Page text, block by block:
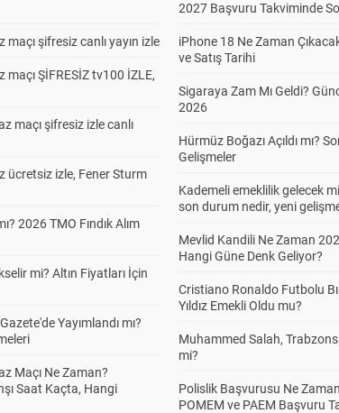
şifresiz canlı yayın izle
ŞİFRESİZ tv100 İZLE,
maçı şifresiz izle canlı
ücretsiz izle, Fener Sturm
2026 TMO Fındık Alım
mi? Altın Fiyatları İçin
Yayımlandı mı?
Maçı Ne Zaman?
Saat Kaçta, Hangi
2027 Başvuru Takviminde
iPhone 18 Ne Zaman
ve Satış Tarihi
Sigaraya Zam Mı Geldi?
2026
Hürmüz Boğazı Açıldı mı?
Gelişmeler
Kademeli emeklilik gelecek
son durum nedir, yeni
Mevlid Kandili Ne Zaman
Hangi Güne Denk Geliyor?
Cristiano Ronaldo Futbolu
Yıldız Emekli Oldu mu?
Muhammed Salah,
mi?
Polislik Başvurusu Ne
POMEM ve PAEM Başvuru